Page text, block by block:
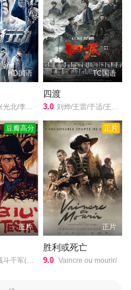
红波》百度云网盘资源以及
望您能喜欢！
，企图切断我后方运输线。为
军某部派雷波带领一支雷达部
飞机侦察，雷波等设假天线，
排除了定时炸弹，并消灭了妄
斗最激烈的时候，敌机炸断了
，他忍着巨痛，接通了输送
了敌人的S计划。文化大革命，
几乎全都成了毒草被停映，电
接见红卫兵之类的新闻纪录
国电影了。那时老百姓风趣地
影飞机大炮，阿尔巴尼亚的电
》。”本片是难得的文革十年电
讲述抗美援朝时期我志愿军和
黄中秋、杨风良、李安秦、徐
HD国语
/李雨桐/
TC国语
四渡
3.0 刘烨/王雷/于适/王志飞/王耀庆/
豆瓣高分
正片
the Revolution/Duck/ You Sucker/A Fistful of Dynamite/
正片
正片
胜利或死亡
9.0 Vaincre ou mourir/